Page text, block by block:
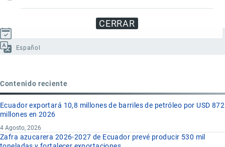
CERRAR
Español
Contenido reciente
Ecuador exportará 10,8 millones de barriles de petróleo por USD 872
millones en 2026
4 Agosto, 2026
Zafra azucarera 2026-2027 de Ecuador prevé producir 530 mil